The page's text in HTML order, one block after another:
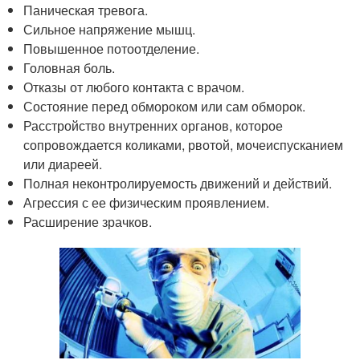
Паническая тревога.
Сильное напряжение мышц.
Повышенное потоотделение.
Головная боль.
Отказы от любого контакта с врачом.
Состояние перед обмороком или сам обморок.
Расстройство внутренних органов, которое
сопровождается коликами, рвотой, мочеиспусканием
или диареей.
Полная неконтролируемость движений и действий.
Агрессия с ее физическим проявлением.
Расширение зрачков.